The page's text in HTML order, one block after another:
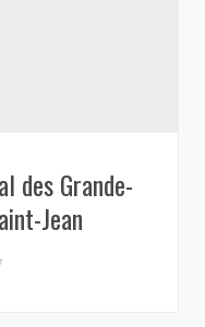
des Grande-
Jean